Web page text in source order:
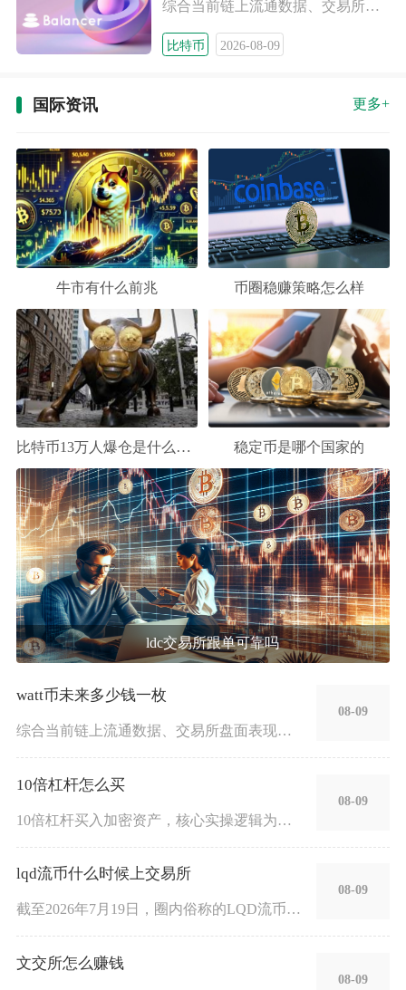
综合当前链上流通数据、交易所盘面表现与项目落地进度来看，短期
比特币 2026-08-09
国际资讯 更多+
牛市有什么前兆 币圈稳赚策略怎么样
比特币13万人爆仓是什么意思 稳定币是哪个国家的
ldc交易所跟单可靠吗
watt币未来多少钱一枚
综合当前链上流通数据、交易所盘面表现与项目落地进度来看，短期
08-09
10倍杠杆怎么买
10倍杠杆买入加密资产，核心实操逻辑为先完成账户资金划转、锁
08-09
lqd流币什么时候上交易所
截至2026年7月19日，圈内俗称的LQD流币暂无确定的中心
08-09
文交所怎么赚钱
08-09